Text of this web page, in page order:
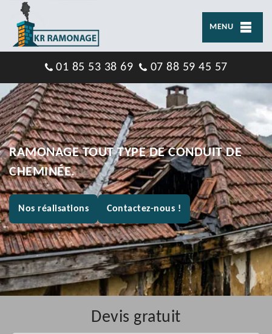
MENU
01 85 53 38 69 07 88 59 45 57
RAMONAGE TOUT TYPE DE CONDUIT DE
CHEMINÉE.
Nos réalisations Contactez-nous !
Devis gratuit